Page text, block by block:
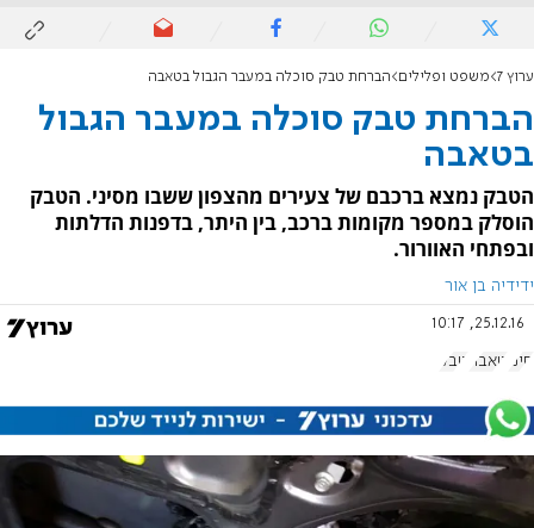
ערוץ 7 משפט ופלילים הברחת טבק סוכלה במעבר הגבול בטאבה
הברחת טבק סוכלה במעבר הגבול
בטאבה
הטבק נמצא ברכבם של צעירים מהצפון ששבו מסיני. הטבק
הוסלק במספר מקומות ברכב, בין היתר, בדפנות הדלתות
ובפתחי האוורור.
ידידיה בן אור
25.12.16, 10:17
סיני טאבה טבק